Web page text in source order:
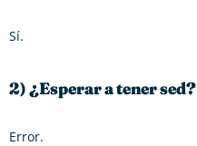
Sí.
2) ¿Esperar a tener sed?
Error.